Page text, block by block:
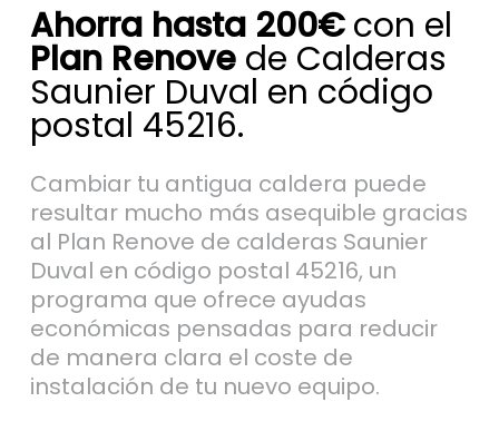
Ahorra hasta 200€con el
Plan Renovede Calderas
Saunier Duval en código
postal 45216.
Cambiar tu antigua caldera puede
resultar mucho más asequible gracias
al Plan Renove de calderas Saunier
Duval en código postal 45216, un
programa que ofrece ayudas
económicas pensadas para reducir
de manera clara el coste de
instalación de tu nuevo equipo.